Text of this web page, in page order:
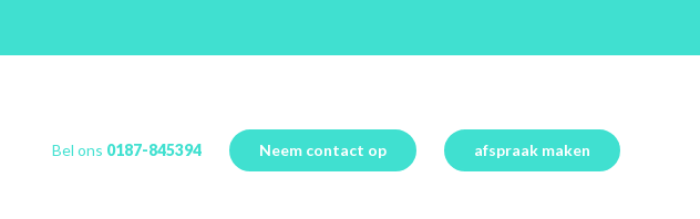
Bel ons 0187-845394 Neem contact op afspraak maken